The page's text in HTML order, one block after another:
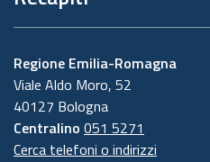
Regione Emilia-Romagna
Viale Aldo Moro, 52
40127 Bologna
Centralino 051 5271
Cerca telefoni o indirizzi